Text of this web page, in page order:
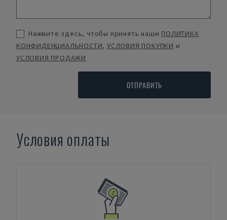
Нажмите здесь, чтобы принять наши ПОЛИТИКА
КОНФИДЕНЦИАЛЬНОСТИ,УСЛОВИЯ ПОКУПКИ и
УСЛОВИЯ ПРОДАЖИ
ОТПРАВИТЬ
Условия оплаты